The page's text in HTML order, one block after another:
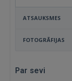
ATSAUKSMES
FOTOGRĀFIJAS
Par sevi